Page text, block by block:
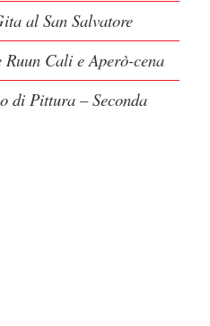
al San Salvatore
Cali e Aperò-cena
di Pittura – Seconda